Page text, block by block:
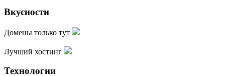
Вкусности
Домены только тут
Лучший хостинг
Технологии